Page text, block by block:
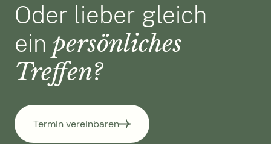
Oder lieber gleich
ein persönliches
Treffen?
Termin vereinbaren